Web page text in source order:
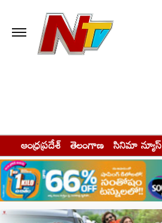
ఆంధ్రప్రదేశ్ తెలంగాణ సినిమా న్యూస్